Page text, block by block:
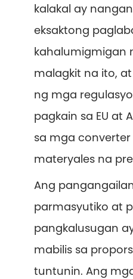
kalakal ay
eksaktong
kahalumigmigan
malagkit na ito,
ng mga
pagkain sa EU at
sa mga
materyales na
Ang
parmasyutiko at
pangkalusugan
mabilis sa
tuntunin. Ang